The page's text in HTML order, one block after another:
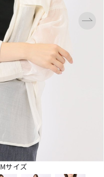
サイズ
サイズ